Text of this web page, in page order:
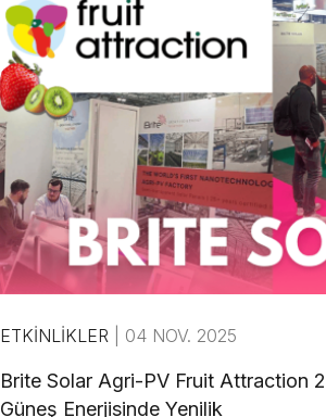
ETKINLIKLER 04 NOV. 2025
Brite Solar Agri-PV Fruit Attraction
Güneş Enerjisinde Yenilik